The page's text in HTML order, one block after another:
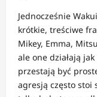
Jednocześnie
krótkie, treściwe
Mikey, Emma,
ale one działają
przestają być
agresją często stoi